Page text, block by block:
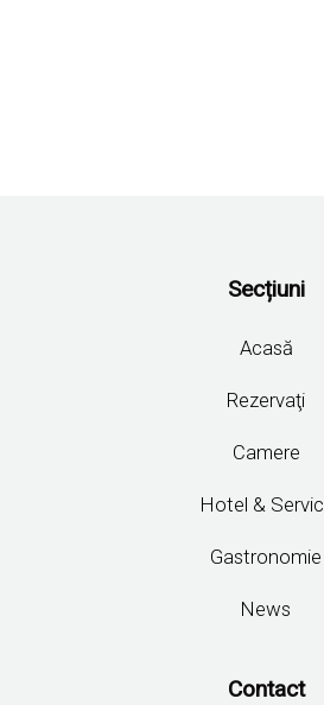
Secțiuni
Acasă
Rezervaţi
Camere
Hotel &
Gastronomie
News
Contact